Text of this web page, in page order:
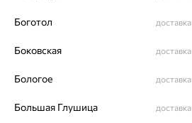
Красцветмет
148 175
Боготол доставка
Боковская доставка
Бологое доставка
Большая Глушица доставка